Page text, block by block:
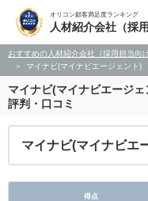
オリコン顧客満足度ランキング
人材紹介会社（採
おすすめの人材紹介会社（採用担当向
マイナビ(マイナビエージェント)
マイナビ(マイナビエージェ
評判・口コミ
マイナビ(マイナビエ
得点